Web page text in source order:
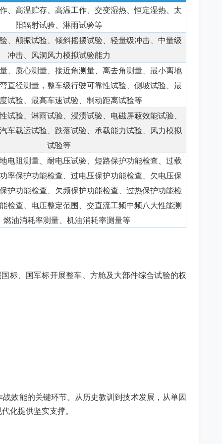
、高温贮存、高温工作、交变湿热、恒定湿热、太
阳辐射试验、淋雨试验等
、颠振试验、倾斜摇摆试验、轻量级冲击、中量级
冲击、风洞风力模拟试验能力
、质心测量、接近角测量、离去角测量、最小离地
直径测量，整车级行驶可靠性试验、侧坡试验、最
试验、最高车速试验、制动距离试验等
试验、淋雨试验、浸渍试验、电磁屏蔽效能试验、
车载运试验、跌落试验、承载能力试验、风力模拟
试验等
电阻测量、耐电压试验、短路保护功能检查、过载
率保护功能检查、过电压保护功能检查、欠电压保
护功能检查、欠频保护功能检查、过热保护功能检
检查、电压整定范围、交直流工频中频八大性能测
燃油消耗率测量、机油消耗率测量等
标、国军标开展整车、方舱及大部件综合试验的权
效能的关键环节。从历史教训到技术发展，从单因
化提供坚实支撑。